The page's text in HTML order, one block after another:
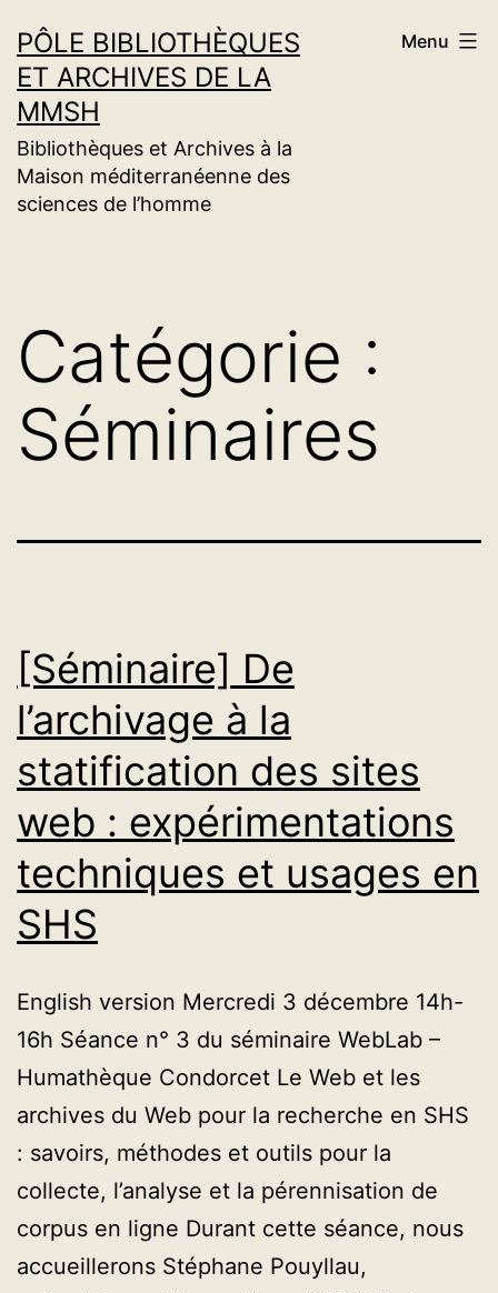
au
contenu
PÔLE BIBLIOTHÈQUES
ET ARCHIVES DE LA
MMSH
Bibliothèques et Archives à la
Maison méditerranéenne des
sciences de l’homme
Menu
Catégorie :
Séminaires
[Séminaire] De
l’archivage à la
statification des sites
web : expérimentations
techniques et usages en
SHS
English version Mercredi 3 décembre 14h-
16h Séance n° 3 du séminaire WebLab –
Humathèque Condorcet Le Web et les
archives du Web pour la recherche en SHS
: savoirs, méthodes et outils pour la
collecte, l’analyse et la pérennisation de
corpus en ligne Durant cette séance, nous
accueillerons Stéphane Pouyllau,